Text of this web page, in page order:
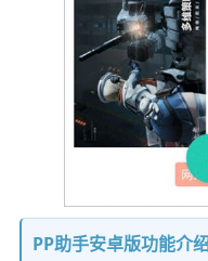
PP助手安卓版功能介